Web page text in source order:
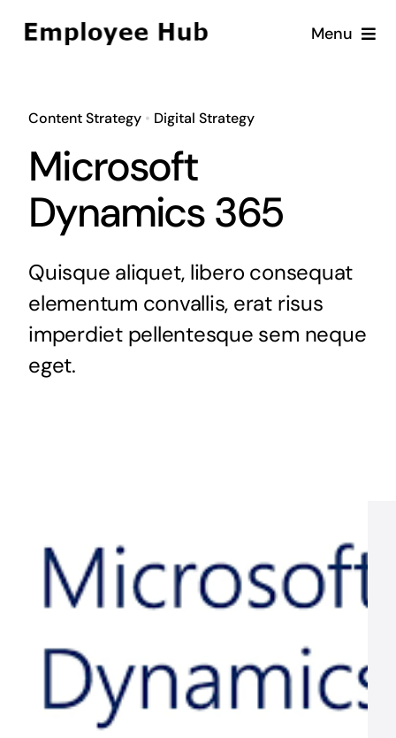
Menu
ERP Consulting
Content Strategy• Digital Strategy
Microsoft
Dynamics 365
Quisque aliquet, libero consequat
elementum convallis, erat risus
imperdiet pellentesque sem neque
eget.